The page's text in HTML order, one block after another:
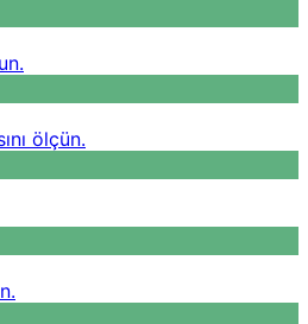
ölçün.